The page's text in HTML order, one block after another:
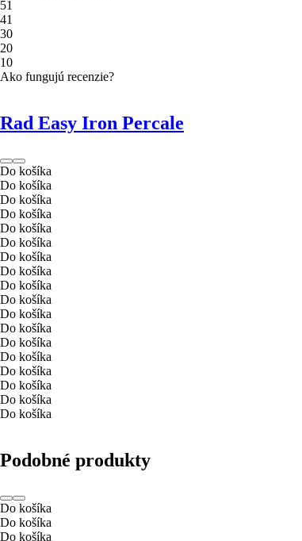
51
41
30
20
10
Ako fungujú recenzie?
Rad Easy Iron Percale
Do košíka
Do košíka
Do košíka
Do košíka
Do košíka
Do košíka
Do košíka
Do košíka
Do košíka
Do košíka
Do košíka
Do košíka
Do košíka
Do košíka
Do košíka
Do košíka
Do košíka
Do košíka
Podobné produkty
Do košíka
Do košíka
Do košíka